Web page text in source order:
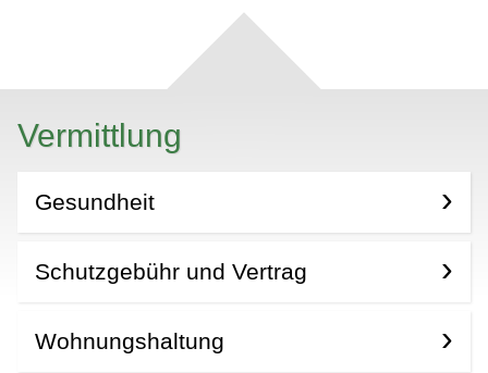
Vermittlung
Gesundheit
Schutzgebühr und Vertrag
Wohnungshaltung